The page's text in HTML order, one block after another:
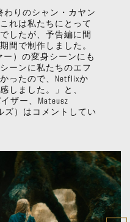
わりのシャン・カヤン
れは私たちにとって
したが、予告編に間
間で制作しました。
ー）の変身シーンにも
ーンに私たちのエフ
ったので、Netflixか
しました。」と、
ザー、Mateusz
ズ）はコメントしてい